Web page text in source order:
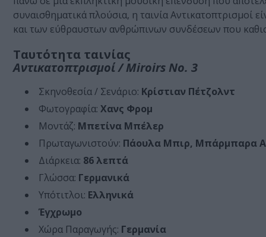
συναισθηματικά πλούσια, η ταινία
και των εύθραυστων ανθρώπινων συνδέσεων που
Ταυτότητα ταινίας
Αντικατοπτρισμοί / Miroirs No. 3
Σκηνοθεσία / Σενάριο: Κρίστιαν Πέτζολντ
Φωτογραφία: Χανς Φρομ
Μοντάζ: Μπετίνα Μπέλερ
Πρωταγωνιστούν: Πάουλα Μπιρ, Μπάρμπαρα
Διάρκεια: 86 λεπτά
Γλώσσα: Γερμανικά
Υπότιτλοι: Ελληνικά
Έγχρωμο
Χώρα Παραγωγής: Γερμανία